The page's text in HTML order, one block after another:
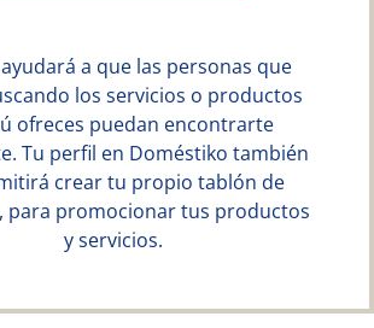
a que las personas que
los servicios o productos
ofreces puedan encontrarte
Tu perfil en Doméstiko también
crear tu propio tablón de
para promocionar tus productos
y servicios.